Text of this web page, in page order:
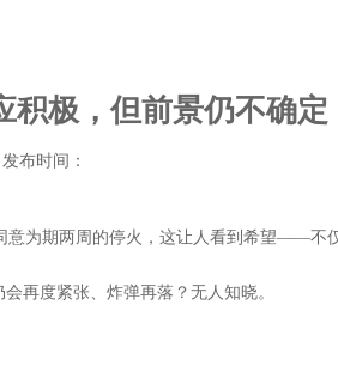
积极，但前景仍不确定
发布时间：
意为期两周的停火，这让人看到希望——不
再度紧张、炸弹再落？无人知晓。